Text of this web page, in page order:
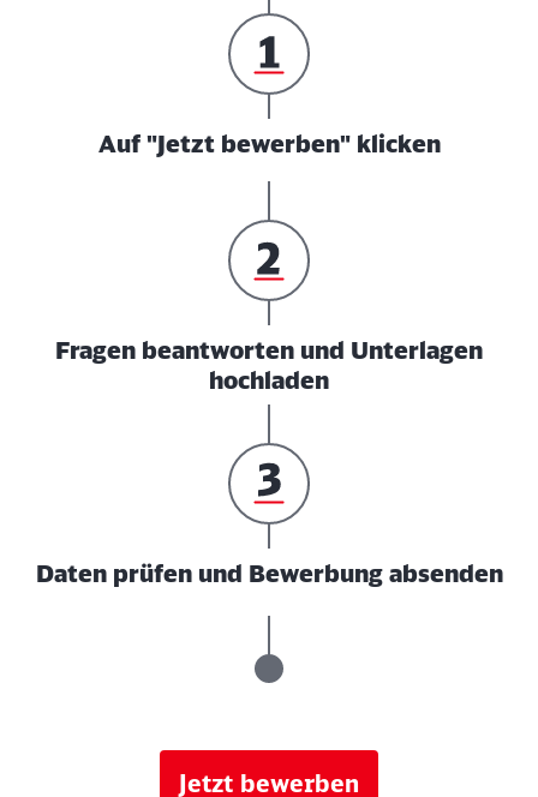
Auf "Jetzt bewerben" klicken
Fragen beantworten und Unterlagen
hochladen
Daten prüfen und Bewerbung absenden
Jetzt bewerben